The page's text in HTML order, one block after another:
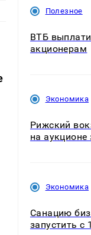
Полезное
ВТБ
акционерам
Экономика
Рижский
на
Экономика
Санацию
запустить с